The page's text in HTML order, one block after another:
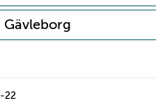
Gävleborg
22